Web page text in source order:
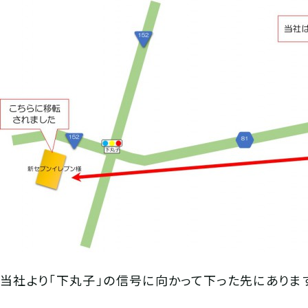
当社より「下丸子」の信号に向かって下った先にありま